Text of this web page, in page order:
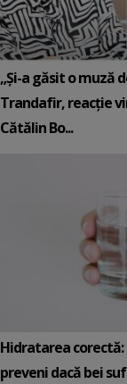
„Și-a găsit o muză
Trandafir, reacție
Cătălin Bo...
Hidratarea corectă:
preveni dacă bei